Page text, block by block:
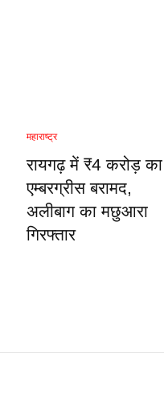
महाराष्ट्र
रायगढ़ में ₹4 करोड़ का
एम्बरग्रीस बरामद,
अलीबाग का मछुआरा
गिरफ्तार